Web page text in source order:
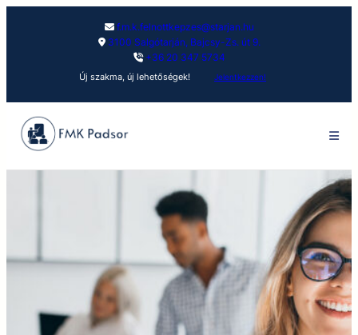
f.m.k.felnottkepzes@starjan.hu
3100 Salgótarján, Bajcsy-Zs. út 9.
+36 20 347 5734
Új szakma, új lehetőségek! Jelentkezzen!